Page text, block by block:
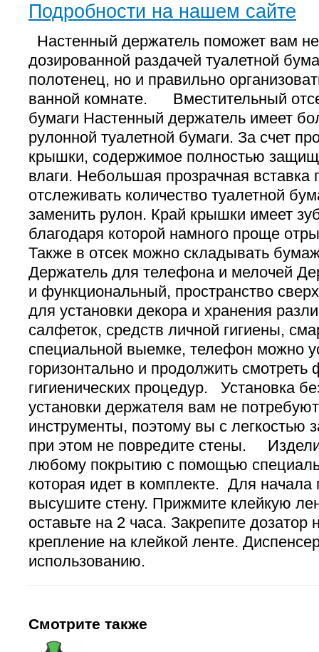
Подробности на нашем сайте
Настенный держатель поможет вам не
дозированной раздачей туалетной
полотенец, но и правильно
ванной комнате. Вместительный
бумаги Настенный держатель имеет
рулонной туалетной бумаги. За счет
крышки, содержимое полностью
влаги. Небольшая прозрачная вставка
отслеживать количество туалетной
заменить рулон. Край крышки имеет
благодаря которой намного проще
Также в отсек можно складывать
Держатель для телефона и мелочей
и функциональный, пространство
для установки декора и хранения
салфеток, средств личной гигиены,
специальной выемке, телефон можно
горизонтально и продолжить
гигиенических процедур. Установка
установки держателя вам не
инструменты, поэтому вы с легкостью
при этом не повредите стены.
любому покрытию с помощью
которая идет в комплекте. Для начала
высушите стену. Прижмите клейкую
оставьте на 2 часа. Закрепите дозатор
крепление на клейкой ленте.
использованию.
Смотрите также